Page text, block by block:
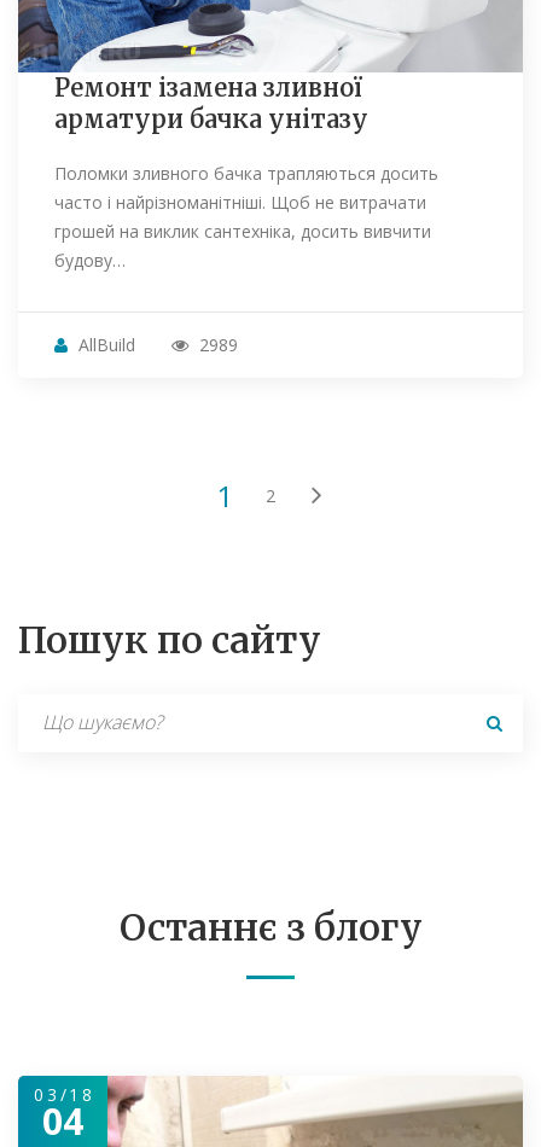
Ремонт ізамена зливної
арматури бачка унітазу
Поломки зливного бачка трапляються досить
часто і найрізноманітніші. Щоб не витрачати
грошей на виклик сантехніка, досить вивчити
будову…
AllBuild 2989
1 2
Пошук по сайту
Search
Останнє з блогу
03/18
04